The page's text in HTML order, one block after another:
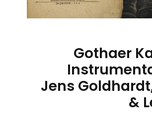
Gothaer
Jens
&